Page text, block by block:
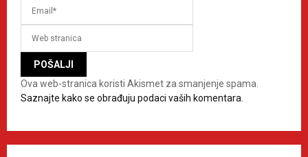
Ova web-stranica koristi Akismet za smanjenje spama.
Saznajte kako se obrađuju podaci vaših komentara.